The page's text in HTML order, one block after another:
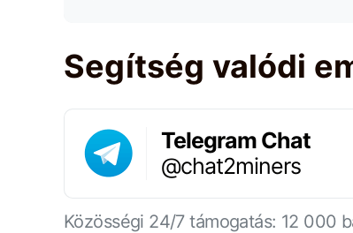
Segítség valódi
Telegram Chat
@chat2miners
Közösségi 24/7 támogatás: 12 000